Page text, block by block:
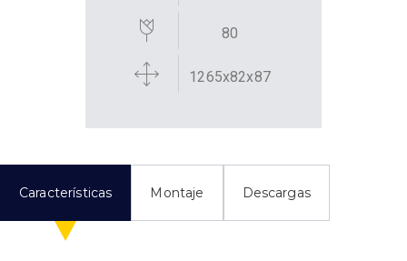
80
1265x82x87
Características Montaje Descargas